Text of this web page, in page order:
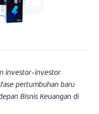
investor-investor
pertumbuhan baru
Bisnis Keuangan di